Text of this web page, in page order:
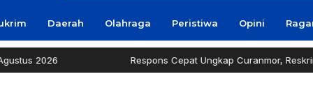
Daerah Olahraga Peristiwa Opini
2026 Respons Cepat Ungkap Curanmor, Reskrim